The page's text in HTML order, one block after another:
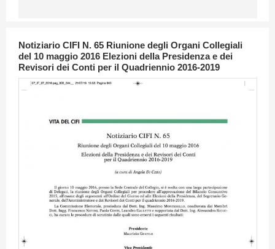
Notiziario CIFI N. 65 Riunione degli Organi Collegiali
del 10 maggio 2016 Elezioni della Presidenza e dei
Revisori dei Conti per il Quadriennio 2016-2019